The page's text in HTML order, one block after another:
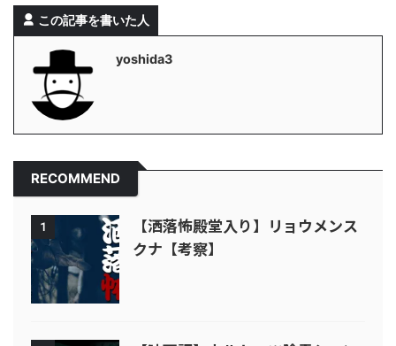
この記事を書いた人
yoshida3
RECOMMEND
1
【洒落怖殿堂入り】リョウメンス
クナ【考察】